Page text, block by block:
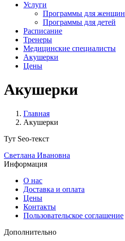
Услуги
Программы для женщин
Программы для детей
Расписание
Тренеры
Медицинские специалисты
Акушерки
Цены
Акушерки
Главная
Акушерки
Тут Seo-текст
Светлана Ивановна
Информация
О нас
Доставка и оплата
Цены
Контакты
Пользовательское соглашение
Дополнительно